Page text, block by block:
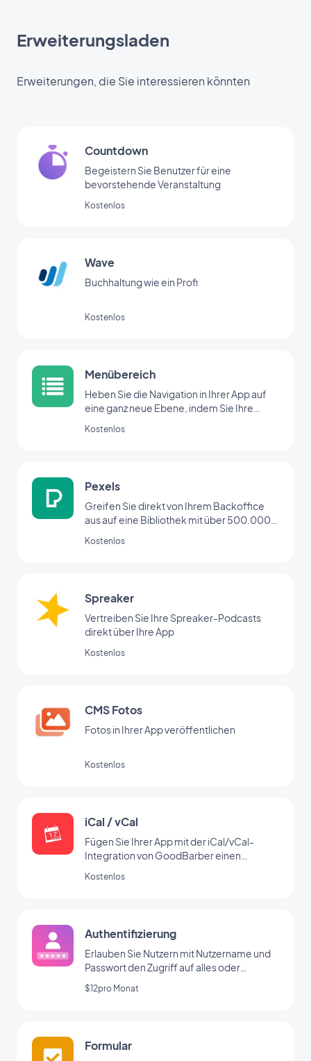
Erweiterungsladen
Erweiterungen, die Sie interessieren könnten
Countdown
Begeistern Sie Benutzer für eine
bevorstehende Veranstaltung
Kostenlos
Wave
Buchhaltung wie ein Profi
Kostenlos
Menübereich
Heben Sie die Navigation in Ihrer App auf
eine ganz neue Ebene, indem Sie Ihre
organisieren.
Kostenlos
Pexels
Greifen Sie direkt von Ihrem Backoffice
aus auf eine Bibliothek mit über 500.000
Kostenlos
Spreaker
Vertreiben Sie Ihre Spreaker-Podcasts
direkt über Ihre App
Kostenlos
CMS Fotos
Fotos in Ihrer App veröffentlichen
Kostenlos
iCal / vCal
Fügen Sie Ihrer App mit der iCal/vCal-
Integration von GoodBarber einen
Kostenlos
Authentifizierung
Erlauben Sie Nutzern mit Nutzername und
Passwort den Zugriff auf alles oder
bestimmte Bereiche Ihrer App
$12pro Monat
Formular